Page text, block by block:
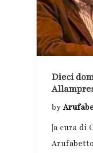
Dieci
by
[a cura di